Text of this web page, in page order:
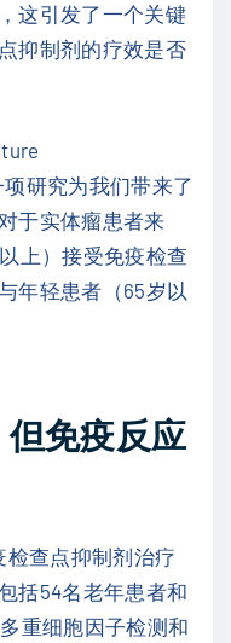
这引发了一个关键
抑制剂的疗效是否
研究为我们带来了
于实体瘤患者来
上）接受免疫检查
年轻患者（65岁以
免疫反应
检查点抑制剂治疗
括54名老年患者和
重细胞因子检测和